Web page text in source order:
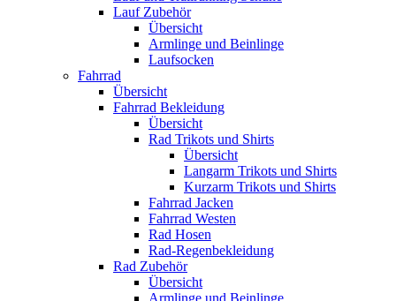
Lauf Zubehör
Übersicht
Armlinge und Beinlinge
Laufsocken
Fahrrad
Übersicht
Fahrrad Bekleidung
Übersicht
Rad Trikots und Shirts
Übersicht
Langarm Trikots und Shirts
Kurzarm Trikots und Shirts
Fahrrad Jacken
Fahrrad Westen
Rad Hosen
Rad-Regenbekleidung
Rad Zubehör
Übersicht
Armlinge und Beinlinge